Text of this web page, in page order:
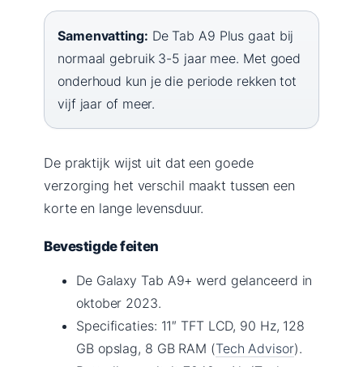
Samenvatting: De Tab A9 Plus gaat bij
normaal gebruik 3-5 jaar mee. Met goed
onderhoud kun je die periode rekken tot
vijf jaar of meer.
De praktijk wijst uit dat een goede
verzorging het verschil maakt tussen een
korte en lange levensduur.
Bevestigde feiten
De Galaxy Tab A9+ werd gelanceerd in
oktober 2023.
Specificaties: 11″ TFT LCD, 90 Hz, 128
GB opslag, 8 GB RAM (Tech Advisor).